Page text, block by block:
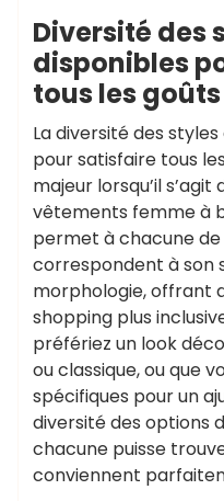
Diversité des
disponibles
tous les goûts
La diversité des
pour satisfaire tous
majeur lorsqu’il
vêtements femme à
permet à chacune
correspondent à son
morphologie, offrant
shopping plus
préfériez un look
ou classique, ou que
spécifiques pour un
diversité des options
chacune puisse
conviennent